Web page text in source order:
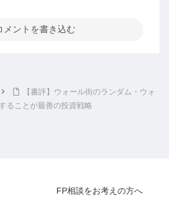
メントを書き込む
【書評】ウォール街のランダム・ウォ
ることが最善の投資戦略
FP相談をお考えの方へ